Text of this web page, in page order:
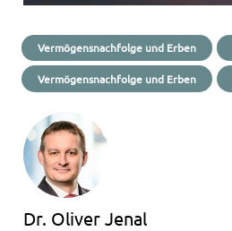
Vermögensnachfolge und Erben
Vermögensnachfolge und Erben
Dr. Oliver Jenal